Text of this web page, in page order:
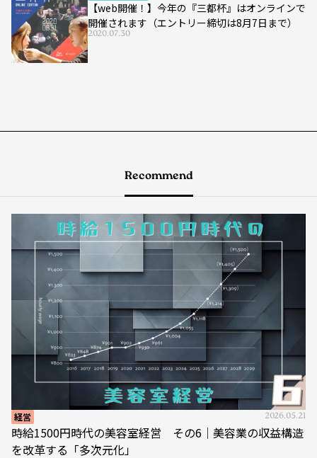
【web開催！】今年の『三都杯』はオンラインで
開催されます（エントリー締切は8月7日まで）
2020.07.30
Recommend
経営 2026.05.21
時給1500円時代の美容室経営 その6｜美容業の収益構造
を改革する「多次元化」